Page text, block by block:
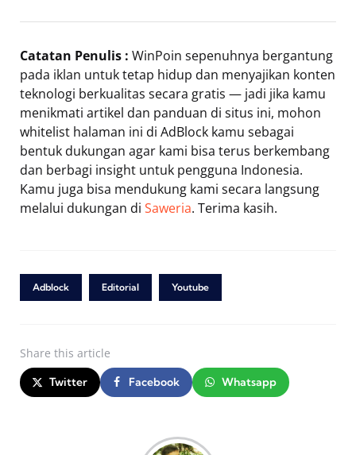
Catatan Penulis : WinPoin sepenuhnya bergantung
pada iklan untuk tetap hidup dan menyajikan konten
teknologi berkualitas secara gratis — jadi jika kamu
menikmati artikel dan panduan di situs ini, mohon
whitelist halaman ini di AdBlock kamu sebagai
bentuk dukungan agar kami bisa terus berkembang
dan berbagi insight untuk pengguna Indonesia.
Kamu juga bisa mendukung kami secara langsung
melalui dukungan di Saweria. Terima kasih.
Adblock Editorial Youtube
Share this article
Twitter Facebook Whatsapp